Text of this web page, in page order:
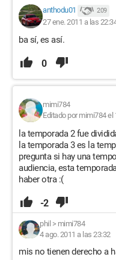
anthodu01 209
27 ene. 2011 a las
ba sí, es así.
0
mimi784
Editado por mimi784
la temporada 2 fue
la temporada 3 es la
pregunta si hay una
audiencia, esta
haber otra :(
-2
phil > mimi784
4 ago. 2011 a las 23:32
mis no tienen derecho a